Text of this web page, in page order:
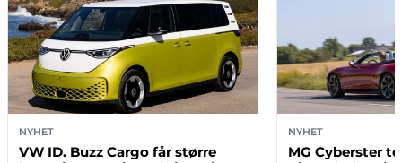
NYHET
VW ID. Buzz Cargo får større
NYHET
MG Cyberster